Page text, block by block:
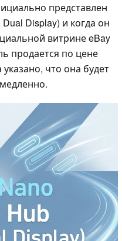
представлен
Display) и когда он
витрине eBay
продается по цене
что она будет